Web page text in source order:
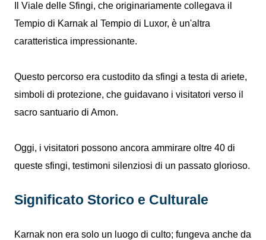
Il Viale delle Sfingi, che originariamente collegava il
Tempio di Karnak al Tempio di Luxor, è un'altra
caratteristica impressionante.
Questo percorso era custodito da sfingi a testa di ariete,
simboli di protezione, che guidavano i visitatori verso il
sacro santuario di Amon.
Oggi, i visitatori possono ancora ammirare oltre 40 di
queste sfingi, testimoni silenziosi di un passato glorioso.
Significato Storico e Culturale
Karnak non era solo un luogo di culto; fungeva anche da